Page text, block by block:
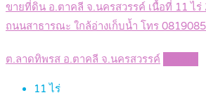
ขายที่ดิน อ.ตาคลี จ.นครสวรรค์ เนื้อที่ 11 ไร่
ถนนสาธารณะ ใกล้อ่างเก็บน้ำ โทร
ต.ลาดทิพรส อ.ตาคลี จ.นครสวรรค์
11 ไร่